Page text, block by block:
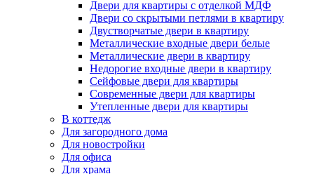
Двери для квартиры с отделкой МДФ
Двери со скрытыми петлями в квартиру
Двустворчатые двери в квартиру
Металлические входные двери белые
Металлические двери в квартиру
Недорогие входные двери в квартиру
Сейфовые двери для квартиры
Современные двери для квартиры
Утепленные двери для квартиры
В коттедж
Для загородного дома
Для новостройки
Для офиса
Для храма